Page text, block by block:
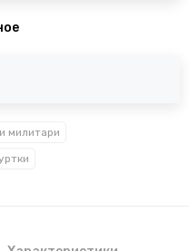
милитари